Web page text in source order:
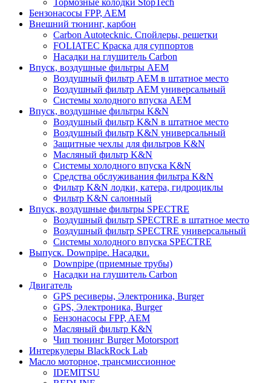
Тормозные колодки StopTech
Бензонасосы FPP, AEM
Внешний тюнинг, карбон
Carbon Autotecknic. Спойлеры, решетки
FOLIATEC Краска для суппортов
Насадки на глушитель Carbon
Впуск, воздушные фильтры AEM
Воздушный фильтр AEM в штатное место
Воздушный фильтр AEM универсальный
Системы холодного впуска AEM
Впуск, воздушные фильтры K&N
Воздушный фильтр K&N в штатное место
Воздушный фильтр K&N универсальный
Защитные чехлы для фильтров K&N
Масляный фильтр K&N
Системы холодного впуска K&N
Средства обслуживания фильтра K&N
Фильтр K&N лодки, катера, гидроциклы
Фильтр K&N салонный
Впуск, воздушные фильтры SPECTRE
Воздушный фильтр SPECTRE в штатное место
Воздушный фильтр SPECTRE универсальный
Системы холодного впуска SPECTRE
Выпуск. Downpipe. Насадки.
Downpipe (приемные трубы)
Насадки на глушитель Carbon
Двигатель
GPS ресиверы, Электроника, Burger
GPS, Электроника, Burger
Бензонасосы FPP, AEM
Масляный фильтр K&N
Чип тюнинг Burger Motorsport
Интеркулеры BlackRock Lab
Масло моторное, трансмиссионное
IDEMITSU